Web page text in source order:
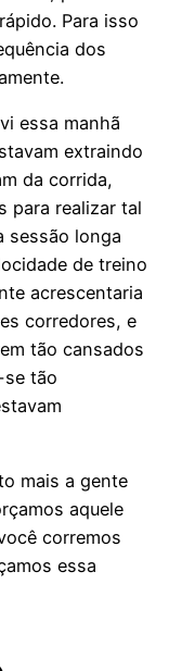
Para isso
dos
essa manhã
extraindo
da corrida,
para realizar tal
sessão longa
de treino
acrescentaria
corredores, e
tão cansados
tão
mais a gente
aquele
corremos
essa